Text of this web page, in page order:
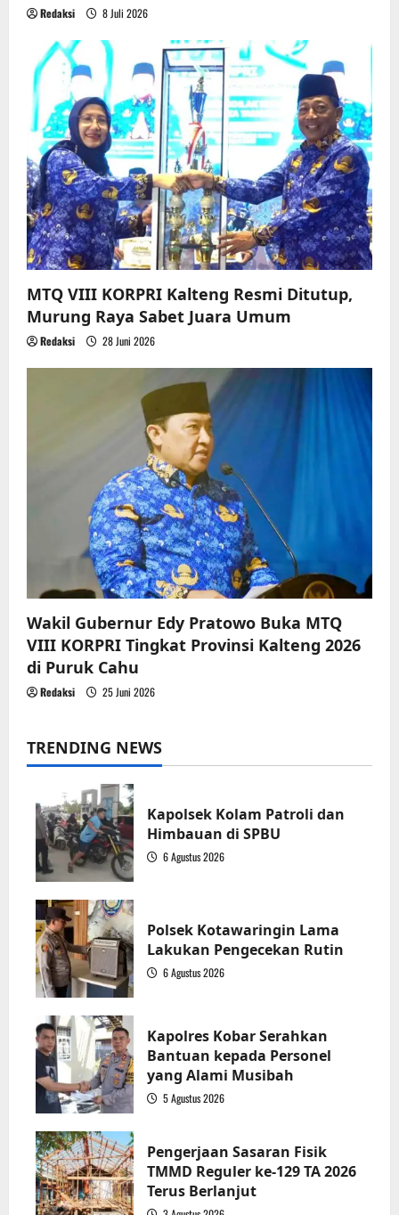
Redaksi 8 Juli 2026
MTQ VIII KORPRI Kalteng Resmi Ditutup,
Murung Raya Sabet Juara Umum
Redaksi 28 Juni 2026
Wakil Gubernur Edy Pratowo Buka MTQ
VIII KORPRI Tingkat Provinsi Kalteng 2026
di Puruk Cahu
Redaksi 25 Juni 2026
TRENDING NEWS
Kapolsek Kolam Patroli dan
Himbauan di SPBU
6 Agustus 2026
Polsek Kotawaringin Lama
Lakukan Pengecekan Rutin
6 Agustus 2026
Kapolres Kobar Serahkan
Bantuan kepada Personel
yang Alami Musibah
5 Agustus 2026
Pengerjaan Sasaran Fisik
TMMD Reguler ke-129 TA 2026
Terus Berlanjut